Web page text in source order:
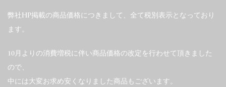
弊社HP掲載の商品価格につきまして、全て税別表示となっており
ます。
10月よりの消費増税に伴い商品価格の改定を行わせて頂きました
ので、
中には大変お求め安くなりました商品もございます。